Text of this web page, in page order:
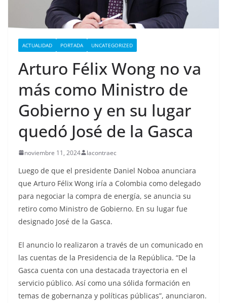
ACTUALIDAD PORTADA UNCATEGORIZED
Arturo Félix Wong no va
más como Ministro de
Gobierno y en su lugar
quedó José de la Gasca
noviembre 11, 2024 lacontraec
Luego de que el presidente Daniel Noboa anunciara
que Arturo Félix Wong iría a Colombia como delegado
para negociar la compra de energía, se anuncia su
retiro como Ministro de Gobierno. En su lugar fue
designado José de la Gasca.
El anuncio lo realizaron a través de un comunicado en
las cuentas de la Presidencia de la República. “De la
Gasca cuenta con una destacada trayectoria en el
servicio público. Así como una sólida formación en
temas de gobernanza y políticas públicas”, anunciaron.